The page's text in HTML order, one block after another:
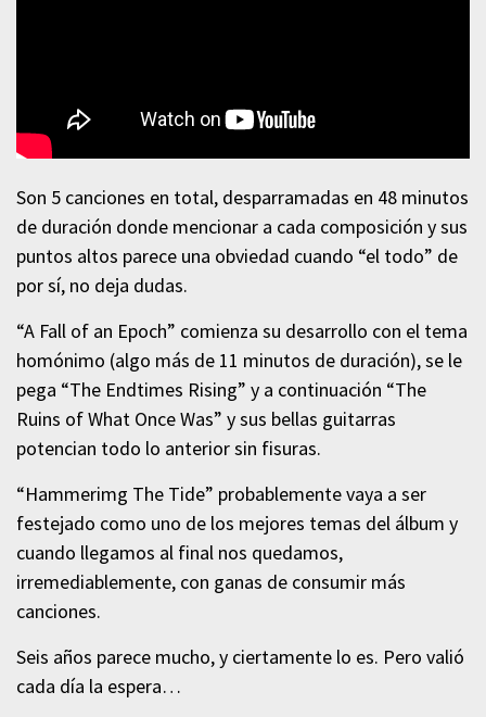
Son 5 canciones en total, desparramadas en 48 minutos
de duración donde mencionar a cada composición y sus
puntos altos parece una obviedad cuando “el todo” de
por sí, no deja dudas.
“A Fall of an Epoch” comienza su desarrollo con el tema
homónimo (algo más de 11 minutos de duración), se le
pega “The Endtimes Rising” y a continuación “The
Ruins of What Once Was” y sus bellas guitarras
potencian todo lo anterior sin fisuras.
“Hammerimg The Tide” probablemente vaya a ser
festejado como uno de los mejores temas del álbum y
cuando llegamos al final nos quedamos,
irremediablemente, con ganas de consumir más
canciones.
Seis años parece mucho, y ciertamente lo es. Pero valió
cada día la espera…